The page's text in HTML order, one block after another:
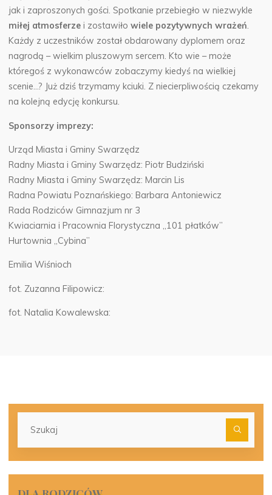
jak i zaproszonych gości. Spotkanie przebiegło w niezwykle
miłej atmosferze i zostawiłowiele pozytywnych wrażeń.
Każdy z uczestników został obdarowany dyplomem oraz
nagrodą – wielkim pluszowym sercem. Kto wie – może
któregoś z wykonawców zobaczymy kiedyś na wielkiej
scenie…? Już dziś trzymamy kciuki. Z niecierpliwością czekamy
na kolejną edycję konkursu.
Sponsorzy imprezy:
Urząd Miasta i Gminy Swarzędz
Radny Miasta i Gminy Swarzędz: Piotr Budziński
Radny Miasta i Gminy Swarzędz: Marcin Lis
Radna Powiatu Poznańskiego: Barbara Antoniewicz
Rada Rodziców Gimnazjum nr 3
Kwiaciarnia i Pracownia Florystyczna „101 płatków”
Hurtownia „Cybina”
Emilia Wiśnioch
fot. Zuzanna Filipowicz:
fot. Natalia Kowalewska: